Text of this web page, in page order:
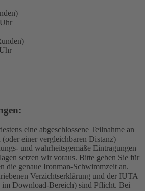
eine abgeschlossene Teilnahme an
einer vergleichbaren Distanz)
und wahrheitsgemäße Eintragungen
setzen wir voraus. Bitte geben Sie für
die genaue Ironman-Schwimmzeit an.
Verzichtserklärung und der IUTA
im Download-Bereich) sind Pflicht. Bei